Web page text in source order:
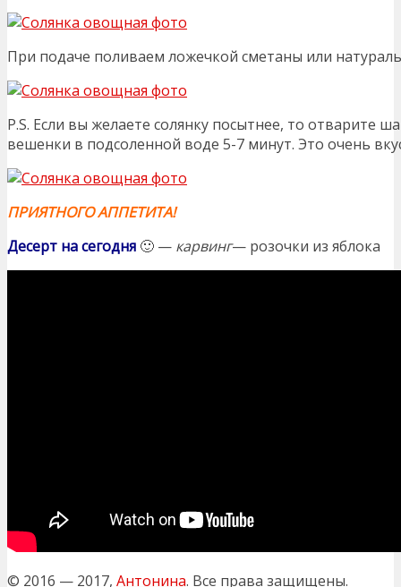
При подаче поливаем ложечкой сметаны или
P.S. Если вы желаете солянку посытнее, то отварите
вешенки в подсоленной воде 5-7 минут. Это очень
ПРИЯТНОГО АППЕТИТА!
Десерт на сегодня 🙂 — карвинг— розочки из яблока
© 2016 — 2017, Антонина. Все права защищены.